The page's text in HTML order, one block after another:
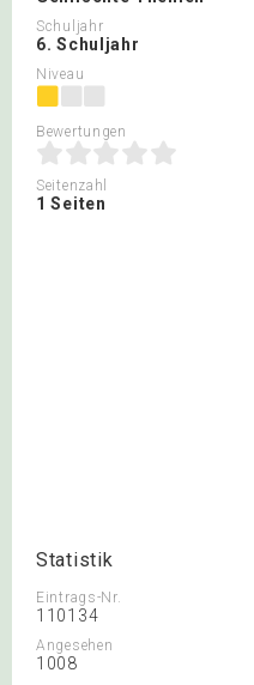
Schuljahr
6. Schuljahr
Niveau
Bewertungen
Seitenzahl
1 Seiten
Statistik
Eintrags-Nr.
110134
Angesehen
1008